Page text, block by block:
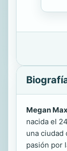
Megan
nacida el
una ciudad
pasión por